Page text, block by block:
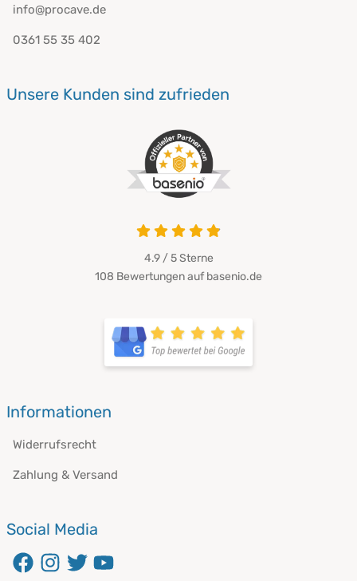
info@procave.de
0361 55 35 402
Unsere Kunden sind zufrieden
4.9 / 5Sterne
108 Bewertungen auf basenio.de
Informationen
Widerrufsrecht
Zahlung & Versand
Social Media